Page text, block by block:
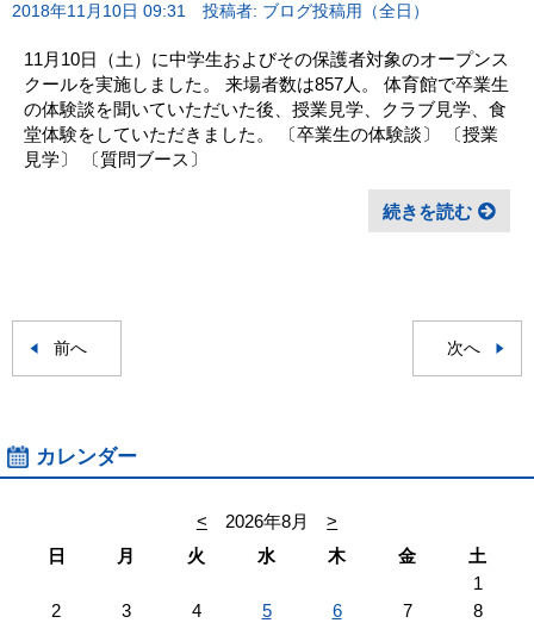
2018年11月10日 09:31 投稿者: ブログ投稿用（全日）
11月10日（土）に中学生およびその保護者対象のオープンス
クールを実施しました。 来場者数は857人。 体育館で卒業生
の体験談を聞いていただいた後、授業見学、クラブ見学、食
堂体験をしていただきました。 〔卒業生の体験談〕 〔授業
見学〕 〔質問ブース〕
続きを読む
前へ 次へ
カレンダー
< 2026年8月
>
日
月 火 水 木 金
土
1
2
3 4 5 6 7
8